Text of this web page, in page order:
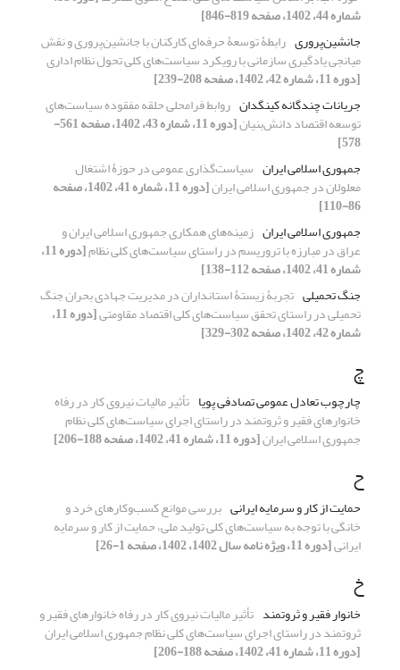
شماره 44، 1402، صفحه 819-846]
جانشین‌پروری رابطۀ توسعۀ حرفه‌ای کارکنان با جانشین‌پروری و نقش
میانجی یادگیری سازمانی با رویکرد سیاست‌های کلی تحول نظام اداری
[دوره 11، شماره 42، 1402، صفحه 208-239]
جریانات چندگانه کینگدان روابط فرامحلی حلقه مفقوده سیاست‌های
توسعه اقتصاد دانش‌بنیان [دوره 11، شماره 43، 1402، صفحه 561-
578]
جمهوری اسلامی ایران سیاست‌گذاری عمومی در حوزۀ اشتغال
معلولان در جمهوری اسلامی ایران [دوره 11، شماره 41، 1402، صفحه
86-110]
جمهوری اسلامی ایران زمینه‌های همکاری جمهوری اسلامی ایران و
عراق در مبارزه با تروریسم در راستای سیاست‌های کلی نظام [دوره 11،
شماره 41، 1402، صفحه 112-138]
جنگ تحمیلی تجربۀ زیستۀ استانداران در مدیریت جهادی بحران جنگ
تحمیلی در راستای تحقق سیاست‌های کلی اقتصاد مقاومتی [دوره 11،
شماره 42، 1402، صفحه 302-329]
چ
چارچوب تعادل عمومی تصادفی پویا تأثیر مالیات نیروی ‌کار در رفاه
خانوارهای فقیر و ثروتمند در راستای اجرای سیاست‌های کلی نظام
جمهوری اسلامی ایران[دوره 11، شماره 41، 1402، صفحه 188-206]
ح
حمایت از کار و سرمایه ایرانی بررسی موانع کسب‌وکارهای خرد و
خانگی با توجه به سیاست‌های کلی تولید ملی، حمایت از کار و سرمایه
ایرانی[دوره 11، ویژه نامه سال 1402، 1402، صفحه 1-26]
خ
خانوار فقیر و ثروتمند تأثیر مالیات نیروی ‌کار در رفاه خانوارهای فقیر و
ثروتمند در راستای اجرای سیاست‌های کلی نظام جمهوری اسلامی ایران
[دوره 11، شماره 41، 1402، صفحه 188-206]